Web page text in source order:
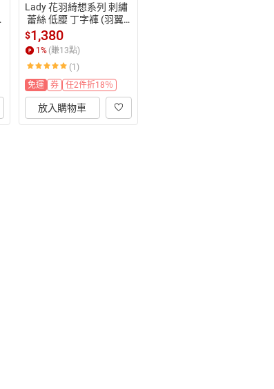
Lady 花羽綺想系列 刺繡
蕾絲 低腰 丁字褲 (羽翼
白)
$1,380
1% (賺13點)
(1)
免運
券 任2件折18％
放入購物車